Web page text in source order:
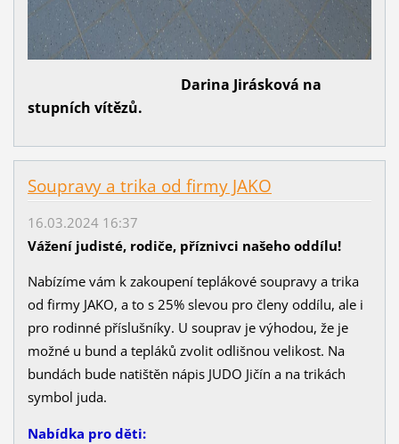
Darina Jirásková na
stupních vítězů.
Soupravy a trika od firmy JAKO
16.03.2024 16:37
Vážení judisté, rodiče, příznivci našeho oddílu!
Nabízíme vám k zakoupení teplákové soupravy a trika
od firmy JAKO, a to s 25% slevou pro členy oddílu, ale i
pro rodinné příslušníky. U souprav je výhodou, že je
možné u bund a tepláků zvolit odlišnou velikost. Na
bundách bude natištěn nápis JUDO Jičín a na trikách
symbol juda.
Nabídka pro děti: